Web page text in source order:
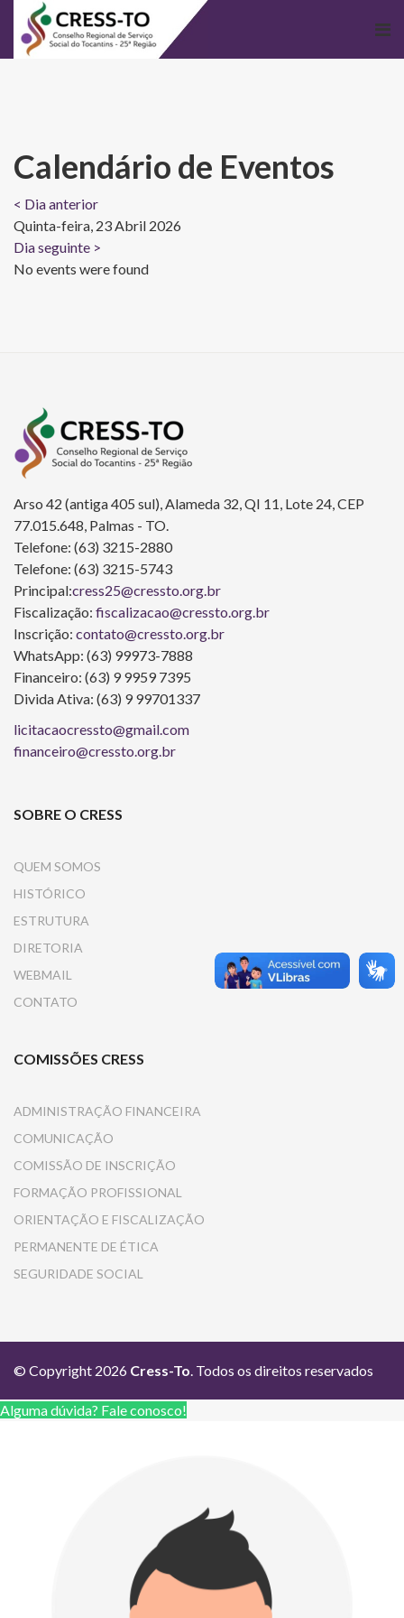
Calendário de Eventos
< Dia anterior
Quinta-feira, 23 Abril 2026
Dia seguinte >
No events were found
Arso 42 (antiga 405 sul), Alameda 32, QI 11, Lote 24, CEP
77.015.648, Palmas - TO.
Telefone: (63) 3215-2880
Telefone: (63) 3215-5743
Principal:cress25@cressto.org.br
Fiscalização: fiscalizacao@cressto.org.br
Inscrição: contato@cressto.org.br
WhatsApp: (63) 99973-7888
Financeiro: (63) 9 9959 7395
Divida Ativa: (63) 9 99701337
licitacaocressto@gmail.com
financeiro@cressto.org.br
SOBRE O CRESS
QUEM SOMOS
HISTÓRICO
ESTRUTURA
DIRETORIA
WEBMAIL
CONTATO
COMISSÕES CRESS
ADMINISTRAÇÃO FINANCEIRA
COMUNICAÇÃO
COMISSÃO DE INSCRIÇÃO
FORMAÇÃO PROFISSIONAL
ORIENTAÇÃO E FISCALIZAÇÃO
PERMANENTE DE ÉTICA
SEGURIDADE SOCIAL
© Copyright 2026 Cress-To. Todos os direitos reservados
Alguma dúvida? Fale conosco!